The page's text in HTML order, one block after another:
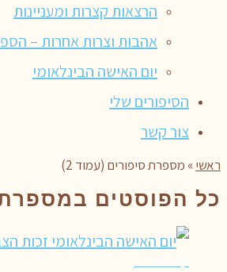
הרצאות קצרות ומעניינות
אהבות וצרות אחרות –
יום האישה הבינלאומי
הסיפורים שלי
צור קשר
ראשי» מספרת סיפורים (עמוד 2)
כל הפוסטים במספרת